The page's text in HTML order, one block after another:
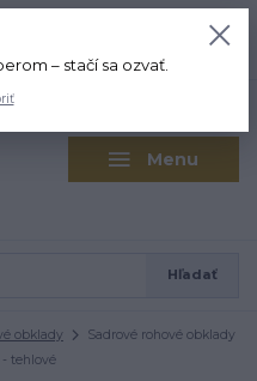
Menu
Hľadať
0,00 EUR
obklady
Sadrové rohové obklady
- tehlové
– stačí sa ozvať.